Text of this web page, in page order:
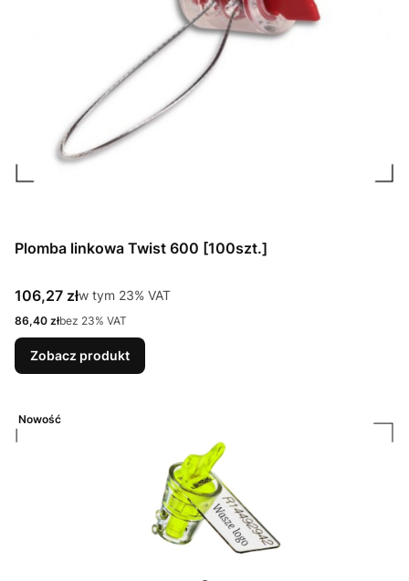
Plomba linkowa Twist 600 [100szt.]
Cena brutto
106,27 złw tym %s VAT
w tym 23% VAT
Cena netto
86,40 złbez 23% VAT
Zobacz produkt
Nowość